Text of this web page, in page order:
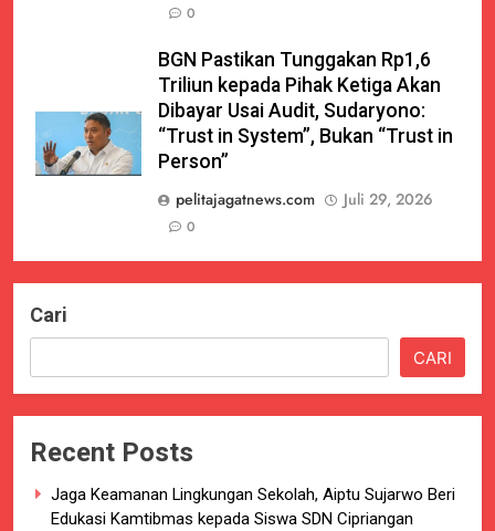
0
BGN Pastikan Tunggakan Rp1,6
Triliun kepada Pihak Ketiga Akan
Dibayar Usai Audit, Sudaryono:
“Trust in System”, Bukan “Trust in
Person”
pelitajagatnews.com
Juli 29, 2026
0
Cari
CARI
Recent Posts
Jaga Keamanan Lingkungan Sekolah, Aiptu Sujarwo Beri
Edukasi Kamtibmas kepada Siswa SDN Cipriangan